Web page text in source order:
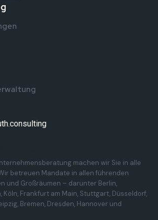
machen wir Sie in alle
betreuen Mandate in allen führenden
und Großräumen – darunter Berlin,
Köln, Frankfurt am Main, Stuttgart, Düsseldorf,
Bremen, Dresden, Hannover und